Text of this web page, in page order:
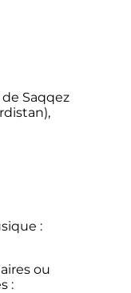
de Saqqez
:
ou
: